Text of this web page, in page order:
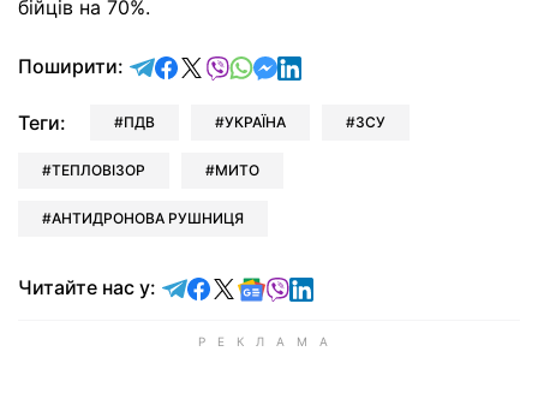
бійців на 70%.
Поширити: відправити у Telegram
поділитись у Facebook
поділитись у X
відправити у Viber
відправити у Whatsapp
відправити у Messenger
відправити у LinkedIn
Теги: ПДВ УКРАЇНА ЗСУ
ТЕПЛОВІЗОР МИТО
АНТИДРОНОВА РУШНИЦЯ
Читайте нас у: Читайте у Telegram
Читайте у Facebook
Читайте у X
Читайте у Google news
Читайте у Viber
Читайте у LinkedIn